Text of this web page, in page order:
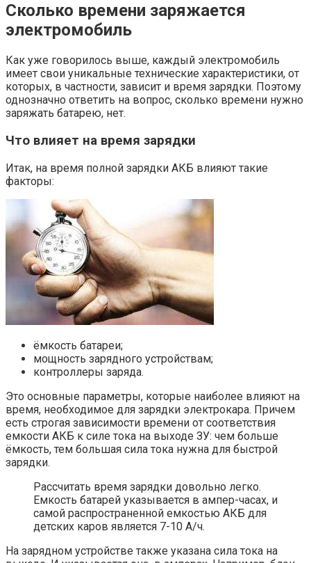
Сколько времени заряжается
электромобиль
Как уже говорилось выше, каждый электромобиль
имеет свои уникальные технические характеристики, от
которых, в частности, зависит и время зарядки. Поэтому
однозначно ответить на вопрос, сколько времени нужно
заряжать батарею, нет.
Что влияет на время зарядки
Итак, на время полной зарядки АКБ влияют такие
факторы:
ёмкость батареи;
мощность зарядного устройствам;
контроллеры заряда.
Это основные параметры, которые наиболее влияют на
время, необходимое для зарядки электрокара. Причем
есть строгая зависимости времени от соответствия
емкости АКБ к силе тока на выходе ЗУ: чем больше
ёмкость, тем большая сила тока нужна для быстрой
зарядки.
Рассчитать время зарядки довольно легко.
Емкость батарей указывается в ампер-часах, и
самой распространенной емкостью АКБ для
детских каров является 7-10 А/ч.
На зарядном устройстве также указана сила тока на